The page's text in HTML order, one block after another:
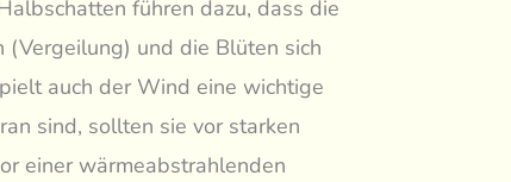
führen dazu, dass die
und die Blüten sich
auch der Wind eine wichtige
sind, sollten sie vor starken
einer wärmeabstrahlenden